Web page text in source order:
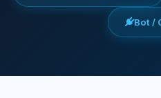
Bot /